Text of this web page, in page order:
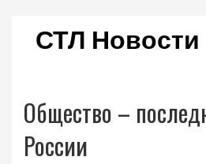
СТЛ Новости
Общество –
России